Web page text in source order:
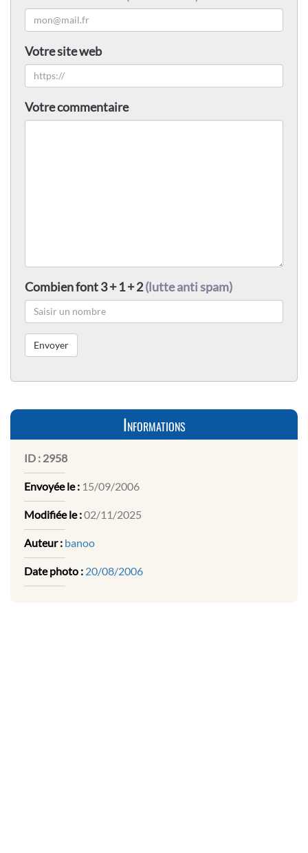
Votre site web
Votre commentaire
Combien font 3 + 1 + 2(lutte anti spam)
Informations
ID : 2958
Envoyée le : 15/09/2006
Modifiée le :02/11/2025
Auteur : banoo
Date photo : 20/08/2006